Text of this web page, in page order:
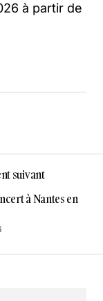
à partir de
suivant
à Nantes en